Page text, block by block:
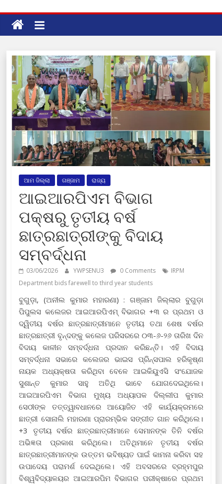
ଆମ ଜିଲ୍ଲା ଗଞ୍ଜାମ ରାଜ୍ୟ
ଆଇଆରପିଏମ ବିଭାଗ
ପକ୍ଷରୁ ତୃତୀୟ ବର୍ଷ
ଛାତ୍ରଛାତ୍ରୀଙ୍କୁ ବିଦାୟ
ସମ୍ବର୍ଦ୍ଧନା
03/06/2026 YWPSENU3 0 Comments
IRPM
Department bids farewell to third year students
ବୁଗୁଡ଼ା, (ଅନୀଲ କୁମାର ମହାରଣା) : ଗଞ୍ଜାମ ଜିଲ୍ଲାର ବୁଗୁଡ଼ା
ପିପୁଲସ କଲେଜର ଆଇଆରପିଏମ୍ ବିଭାଗର +୩ ର ପ୍ରଥମ ଓ
ଦ୍ୱିତୀୟ ବର୍ଷର ଛାତ୍ରଛାତ୍ରୀମାନେ ତୃତୀୟ ତଥା ଶେଷ ବର୍ଷର
ଛାତ୍ରଛାତ୍ରୀ ବୃନ୍ଦଙ୍କୁ କଲେଜ ପରିସରରେ ୦୩-୬-୨୬ ତାରିଖ ଦିନ
ବିଦାୟ କାଳୀନ ସମ୍ବର୍ଦ୍ଧନା ପ୍ରଦାନ କରିଛନ୍ତି। ଏହି ବିଦାୟ
ସମ୍ବର୍ଦ୍ଧନା ସଭାରେ କଲେଜର ଭାଇସ ପ୍ରିନ୍ସପାଲ ହରିକୃଷ୍ଣ
ନାୟକ ଅଧ୍ୟକ୍ଷତା କରିଥିବା ବେଳେ ଆଇକିୟୁଏସି ସଂଯୋଜକ
ସୁଶାନ୍ତ କୁମାର ସାହୁ ଅତିଥି ଭାବେ ଯୋଗଦେଇଥିଲେ।
ଆଇଆରପିଏମ ବିଭାଗ ମୁଖ୍ୟ ଅଧ୍ୟାପକ ଦିଲ୍ଲୀପ କୁମାର
ସେଠୀଙ୍କ ତତ୍ତ୍ୱାବଧାନରେ ଆୟୋଜିତ ଏହି କାର୍ଯ୍ୟକ୍ରମରେ
ଛାତ୍ରୀ ସୋନାଲି ମହାରଣା ପ୍ରାରମ୍ଭିକ ସଙ୍ଗୀତ ଗାନ କରିଥିଲେ।
+3 ତୃତୀୟ ବର୍ଷର ଛାତ୍ରଛାତ୍ରୀମାନେ ସେମାନଙ୍କ ତିନି ବର୍ଷର
ଅଭିଜ୍ଞତା ପ୍ରକାଶ କରିଥିଲେ। ଅତିଥିମାନେ ତୃତୀୟ ବର୍ଷର
ଛାତ୍ରଛାତ୍ରୀମାନଙ୍କ ଉତ୍ତମ ଭବିଷ୍ୟତ ପାଇଁ କାମନା କରିବା ସହ
ଉପାଦେୟ ପରାମର୍ଶ ଦେଇଥିଲେ। ଏହି ଅବସରରେ ବ୍ରହ୍ମପୁର
ବିଶ୍ୱବିଦ୍ୟାଳୟର ଆଇଆରପିମ ବିଭାଗର ପରୀକ୍ଷାରେ ପ୍ରଥମ